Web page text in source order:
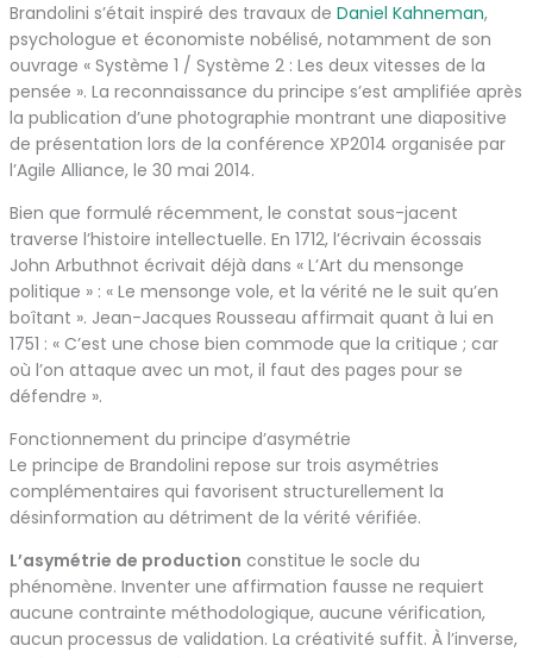
Brandolini s’était inspiré des travaux de Daniel Kahneman,
psychologue et économiste nobélisé, notamment de son
ouvrage « Système 1 / Système 2 : Les deux vitesses de la
pensée ». La reconnaissance du principe s’est amplifiée après
la publication d’une photographie montrant une diapositive
de présentation lors de la conférence XP2014 organisée par
l’Agile Alliance, le 30 mai 2014.
Bien que formulé récemment, le constat sous-jacent
traverse l’histoire intellectuelle. En 1712, l’écrivain écossais
John Arbuthnot écrivait déjà dans « L’Art du mensonge
politique » : « Le mensonge vole, et la vérité ne le suit qu’en
boîtant ». Jean-Jacques Rousseau affirmait quant à lui en
1751 : « C’est une chose bien commode que la critique ; car
où l’on attaque avec un mot, il faut des pages pour se
défendre ».
Fonctionnement du principe d’asymétrie
Le principe de Brandolini repose sur trois asymétries
complémentaires qui favorisent structurellement la
désinformation au détriment de la vérité vérifiée.
L’asymétrie de production constitue le socle du
phénomène. Inventer une affirmation fausse ne requiert
aucune contrainte méthodologique, aucune vérification,
aucun processus de validation. La créativité suffit. À l’inverse,